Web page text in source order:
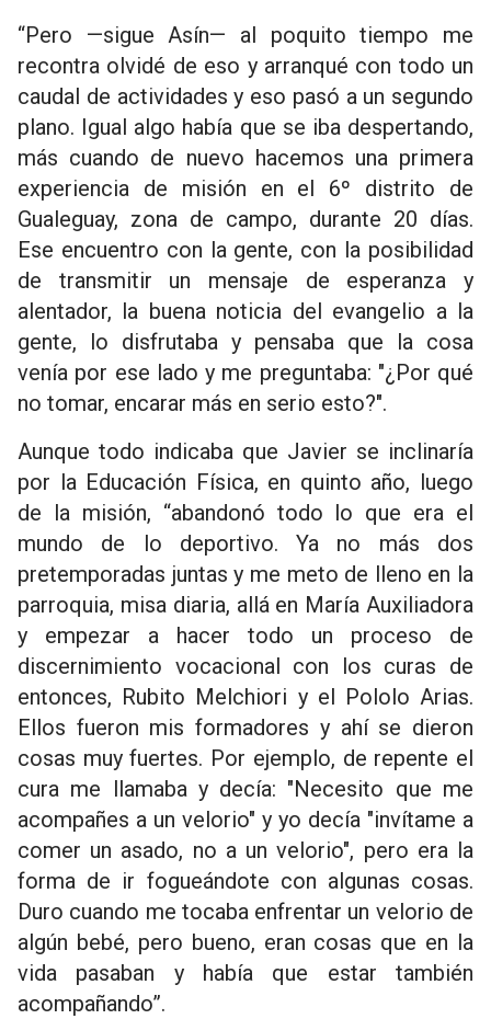
“Pero —sigue Asín— al poquito tiempo me
recontra olvidé de eso y arranqué con todo un
caudal de actividades y eso pasó a un segundo
plano. Igual algo había que se iba despertando,
más cuando de nuevo hacemos una primera
experiencia de misión en el 6º distrito de
Gualeguay, zona de campo, durante 20 días.
Ese encuentro con la gente, con la posibilidad
de transmitir un mensaje de esperanza y
alentador, la buena noticia del evangelio a la
gente, lo disfrutaba y pensaba que la cosa
venía por ese lado y me preguntaba: "¿Por qué
no tomar, encarar más en serio esto?".
Aunque todo indicaba que Javier se inclinaría
por la Educación Física, en quinto año, luego
de la misión, “abandonó todo lo que era el
mundo de lo deportivo. Ya no más dos
pretemporadas juntas y me meto de lleno en la
parroquia, misa diaria, allá en María Auxiliadora
y empezar a hacer todo un proceso de
discernimiento vocacional con los curas de
entonces, Rubito Melchiori y el Pololo Arias.
Ellos fueron mis formadores y ahí se dieron
cosas muy fuertes. Por ejemplo, de repente el
cura me llamaba y decía: "Necesito que me
acompañes a un velorio" y yo decía "invítame a
comer un asado, no a un velorio", pero era la
forma de ir fogueándote con algunas cosas.
Duro cuando me tocaba enfrentar un velorio de
algún bebé, pero bueno, eran cosas que en la
vida pasaban y había que estar también
acompañando”.